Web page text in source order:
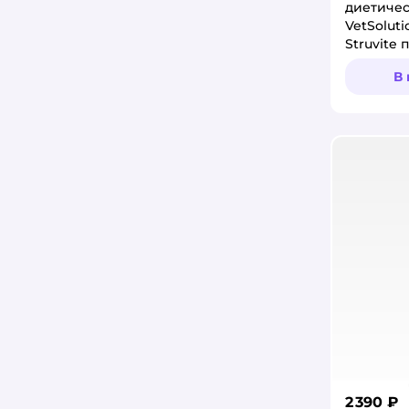
Struvite
В
2 390 ₽